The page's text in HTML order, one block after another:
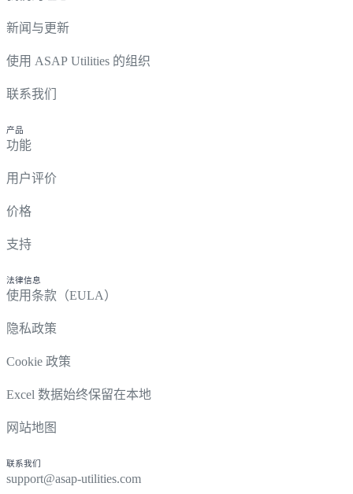
新闻与更新
使用 ASAP Utilities 的组织
联系我们
产品
功能
用户评价
价格
支持
法律信息
使用条款（EULA）
隐私政策
Cookie 政策
Excel 数据始终保留在本地
网站地图
联系我们
support@asap-utilities.com